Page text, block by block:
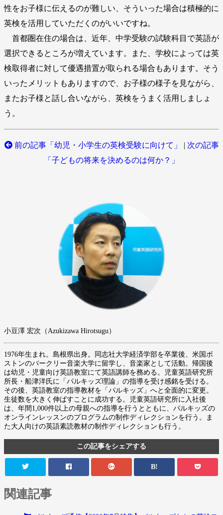
性をお子様に伝えるのが難しい、そういった場合は積極的に
英検を活用していただくのがいいですね。
首都圏在住の場合は、近年、中学受験の試験科目で英語が
選択できるところが増えています。また、学校によっては英
検取得者に対して優遇措置が取られる場合もあります。そう
いったメリットもありますので、お子様の様子を見ながら、
またお子様と話し合いながら、英検をうまく活用しましょ
う。
前の記事「幼児・小学生の英検受験に向けて」 | 次の記事
「子どもの将来を決めるのは何か？」
小豆澤 宏次（Azukizawa Hirotsugu）
1976年生まれ。島根県出身。同志社大学経済学部を卒業後、米国ボ
ストンのバークリー音楽大学に留学し、音楽家として活動。帰国後
は幼児・児童向け英語教室にて英語講師を務める。児童英語研究所
所長・船津洋氏に「パルキッズ理論」の指導を受け感銘を受ける。
その後、英語教室の指導教材を「パルキッズ」へと全面的に変更。
生徒数を大きく伸ばすことに成功する。児童英語研究所に入社後
は、年間1,000件以上の母親への指導を行うとともに、パルキッズの
オンラインレッスンのプログラムの制作ディレクションを行う。ま
た大人向けの英語素読教材の制作ディレクションも行う。
この記事をシェアする
B!
関連記事